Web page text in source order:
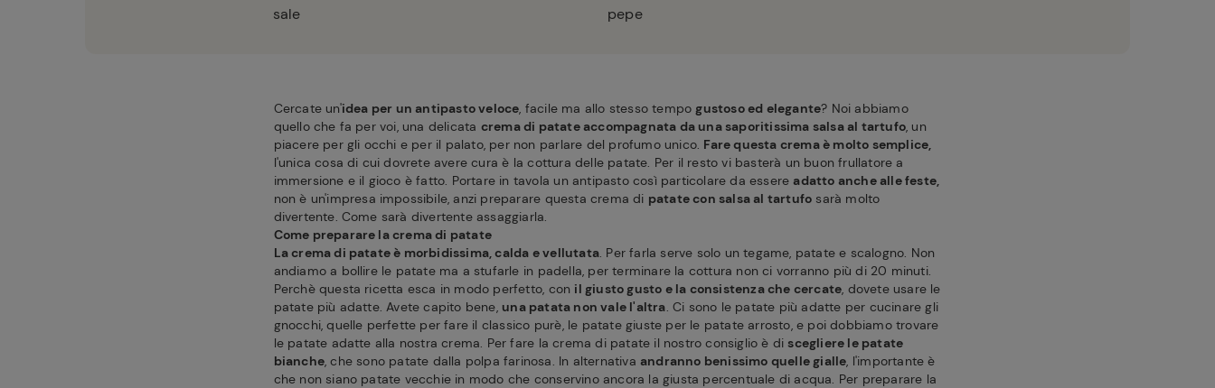
sale
pepe
Cercate un'idea per un antipasto veloce, facile ma allo stesso tempogustoso ed elegante? Noi abbiamo
quello che fa per voi, una delicata crema di patate accompagnata da una saporitissima salsa al tartufo, un
piacere per gli occhi e per il palato, per non parlare del profumo unico. Fare questa crema è molto semplice,
l'unica cosa di cui dovrete avere cura è la cottura delle patate. Per il resto vi basterà un buon frullatore a
immersione e il gioco è fatto. Portare in tavola un antipasto così particolare da essereadatto anche alle feste,
non è un'impresa impossibile, anzi preparare questa crema di patate con salsa al tartufo sarà molto
divertente. Come sarà divertente assaggiarla.
Come preparare la crema di patate
La crema di patate è morbidissima, calda e vellutata. Per farla serve solo un tegame, patate e scalogno. Non
andiamo a bollire le patate ma a stufarle in padella, per terminare la cottura non ci vorranno più di 20 minuti.
Perchè questa ricetta esca in modo perfetto, con il giusto gusto e la consistenza che cercate, dovete usare le
patate più adatte. Avete capito bene, una patata non vale l'altra. Ci sono le patate più adatte per cucinare gli
gnocchi, quelle perfette per fare il classico purè, le patate giuste per le patate arrosto, e poi dobbiamo trovare
le patate adatte alla nostra crema. Per fare la crema di patate il nostro consiglio è di scegliere le patate
bianche, che sono patate dalla polpa farinosa. In alternativa andranno benissimo quelle gialle, l'importante è
che non siano patate vecchie in modo che conservino ancora la giusta percentuale di acqua. Per preparare la